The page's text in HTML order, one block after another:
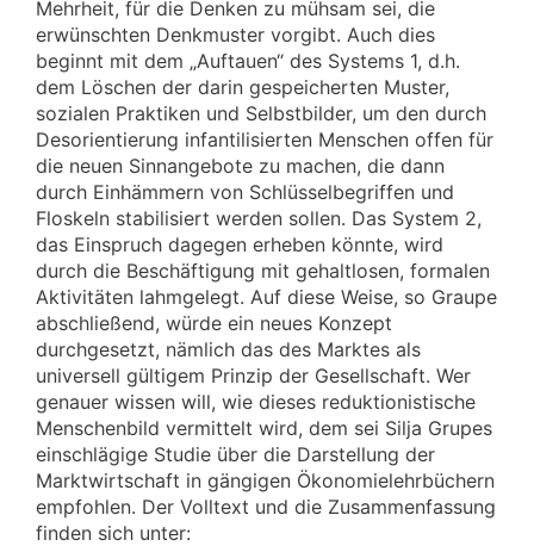
Mehrheit, für die Denken zu mühsam sei, die
erwünschten Denkmuster vorgibt. Auch dies
beginnt mit dem „Auftauen“ des Systems 1, d.h.
dem Löschen der darin gespeicherten Muster,
sozialen Praktiken und Selbstbilder, um den durch
Desorientierung infantilisierten Menschen offen für
die neuen Sinnangebote zu machen, die dann
durch Einhämmern von Schlüsselbegriffen und
Floskeln stabilisiert werden sollen. Das System 2,
das Einspruch dagegen erheben könnte, wird
durch die Beschäftigung mit gehaltlosen, formalen
Aktivitäten lahmgelegt. Auf diese Weise, so Graupe
abschließend, würde ein neues Konzept
durchgesetzt, nämlich das des Marktes als
universell gültigem Prinzip der Gesellschaft. Wer
genauer wissen will, wie dieses reduktionistische
Menschenbild vermittelt wird, dem sei Silja Grupes
einschlägige Studie über die Darstellung der
Marktwirtschaft in gängigen Ökonomielehrbüchern
empfohlen. Der Volltext und die Zusammenfassung
finden sich unter: